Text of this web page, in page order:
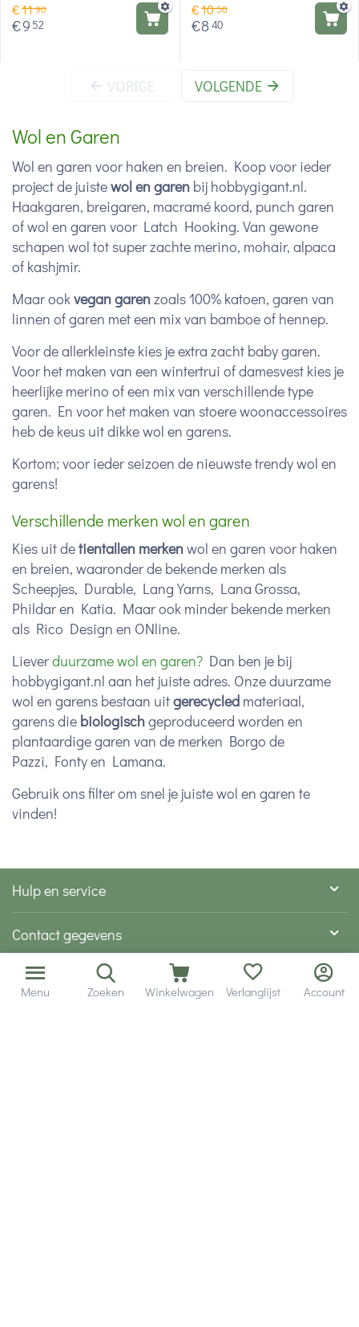
Wol en Garen
Wol en garen voor haken en breien. Koop voor ieder
project de juistewol en garen bij hobbygigant.nl.
Haakgaren, breigaren, macramé koord, punch garen
of wol en garen voor Latch Hooking. Van gewone
schapen wol tot super zachte merino, mohair, alpaca
of kashjmir.
Maar ookvegan garenzoals 100% katoen, garen van
linnen of garen met een mix van bamboe of hennep.
Voor de allerkleinste kies je extra zacht baby garen.
Voor het maken van een wintertrui of damesvest kies je
heerlijke merino of een mix van verschillende type
garen. En voor het maken van stoere woonaccessoires
heb de keus uit dikke wol en garens.
Kortom; voor ieder seizoen de nieuwste trendy wol en
garens!
Verschillende merken wol en garen
Kies uit detientallen merkenwol en garen voor haken
en breien, waaronder de bekende merken als
Scheepjes, Durable, Lang Yarns, Lana Grossa,
Phildar en Katia. Maar ook minder bekende merken
als Rico Design en ONline.
Lieverduurzame wol en garen? Dan ben je bij
hobbygigant.nl aan het juiste adres. Onze duurzame
wol en garens bestaan uitgerecycled materiaal,
garens die biologischgeproduceerd worden en
plantaardige garen van de merken Borgo de
Pazzi, Fonty en Lamana.
Gebruik ons filter om snel je juiste wol en garen te
vinden!
€1190
€9 52
€1050
€8 40
VORIGE VOLGENDE
Hulp en service
Contact gegevens
Hobby Gigant
Menu Zoeken Winkelwagen Verlanglijst Account